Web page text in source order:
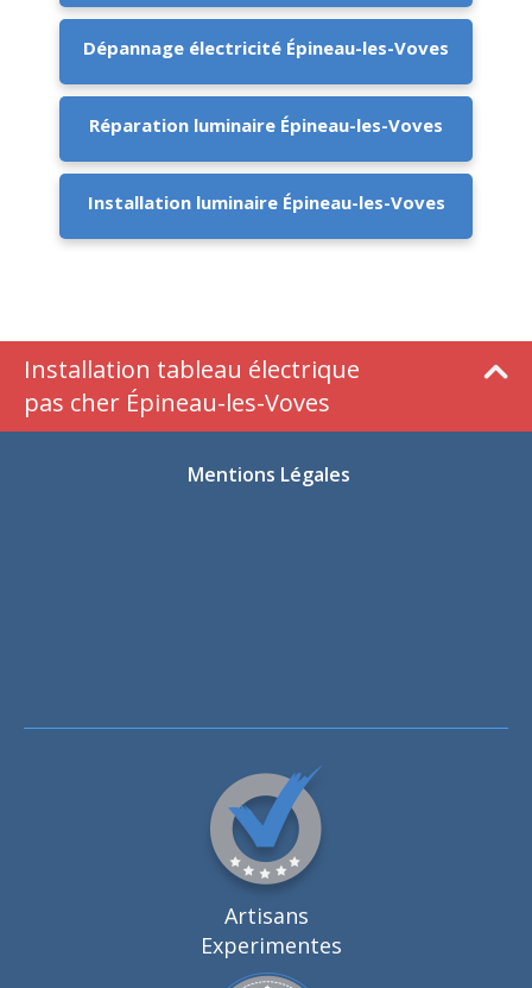
Dépannage électricité Épineau-les-Voves
Réparation luminaire Épineau-les-Voves
Installation luminaire Épineau-les-Voves
Installation tableau électrique
pas cher Épineau-les-Voves
Mentions Légales
Artisans
Experimentes